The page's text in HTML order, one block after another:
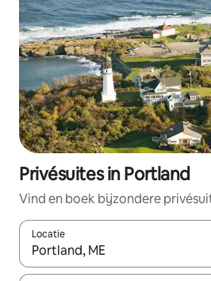
Privésuites in Portland
Vind en boek bijzondere
Locatie
Wanneer er resultaten